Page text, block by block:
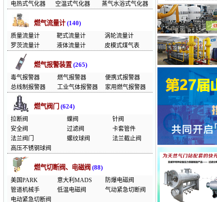
电热式气化器
空温式气化器 蒸气水浴式气化器
燃气流量计(140)
质量流量计 靶式流量计
涡轮流量计
罗茨流量计
液体流量计 皮模式煤气表
燃气报警装置 (265)
毒气报警器 燃气报警器
便携式报警器
总线制报警器
工业气体报警器 家用燃气报警器
燃气阀门 (624)
拉断阀 蝶阀
针阀
安全阀
过滤阀
卡套管件
法兰阀门
螺纹球阀
法兰截止阀
高压不锈钢球阀
燃气切断阀、电磁阀 (88)
美国PARK 意大利MADS
防爆电磁阀
管道机械手
低温电磁阀
气动紧急切断阀
电动紧急切断阀